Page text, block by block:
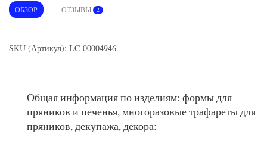
ОБЗОР ОТЗЫВЫ 2
SKU (Артикул): LC-00004946
Общая информация по изделиям: формы для
пряников и печенья, многоразовые трафареты для
пряников, декупажа, декора: